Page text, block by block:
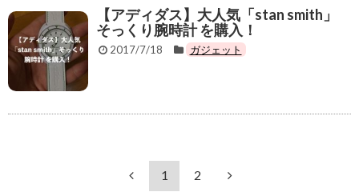
【アディダス】大人気「stan smith」
そっくり腕時計 を購入！
2017/7/18 ガジェット
1 2